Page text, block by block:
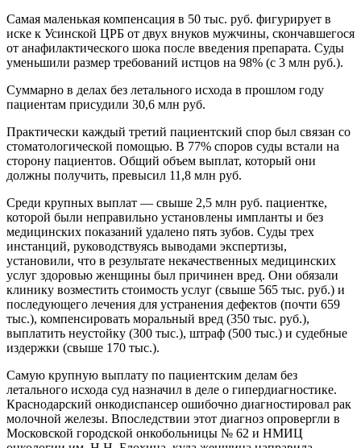
Самая маленькая компенсация в 50 тыс. руб. фигурирует в
иске к Усинской ЦРБ от двух внуков мужчины, скончавшегося
от анафилактического шока после введения препарата. Суды
уменьшили размер требований истцов на 98% (с 3 млн руб.).
Суммарно в делах без летального исхода в прошлом году
пациентам присудили 30,6 млн руб.
Практически каждый третий пациентский спор был связан со
стоматологической помощью. В 77% споров суды встали на
сторону пациентов. Общий объем выплат, который они
должны получить, превысил 11,8 млн руб.
Среди крупных выплат — свыше 2,5 млн руб. пациентке,
которой были неправильно установлены импланты и без
медицинских показаний удалено пять зубов. Суды трех
инстанций, руководствуясь выводами экспертизы,
установили, что в результате некачественных медицинских
услуг здоровью женщины был причинен вред. Они обязали
клинику возместить стоимость услуг (свыше 565 тыс. руб.) и
последующего лечения для устранения дефектов (почти 659
тыс.), компенсировать моральный вред (350 тыс. руб.),
выплатить неустойку (300 тыс.), штраф (500 тыс.) и судебные
издержки (свыше 170 тыс.).
Самую крупную выплату по пациентским делам без
летального исхода суд назначил в деле о гипердиагностике.
Краснодарский онкодиспансер ошибочно диагностировал рак
молочной железы. Впоследствии этот диагноз опровергли в
Московской городской онкобольницы № 62 и НМИЦ